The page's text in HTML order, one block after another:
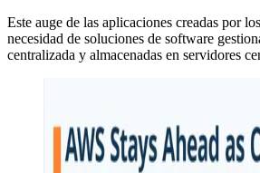
Este auge de las aplicaciones creadas por
necesidad de soluciones de software
centralizada y almacenadas en servidores